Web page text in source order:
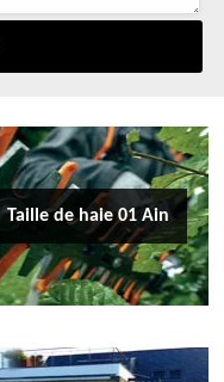
Taille de haie 01 Ain